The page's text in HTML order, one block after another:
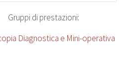
Gruppi di prestazioni:
Diagnostica e Mini-operativa